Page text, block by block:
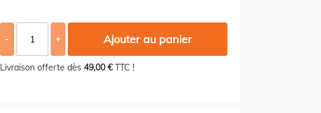
- + Ajouter au panier
Livraison offerte dès 49,00 €TTC !